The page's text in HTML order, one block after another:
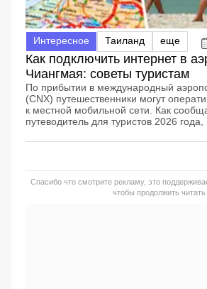
Интересное Таиланд еще
Как подключить интернет в
Чиангмая: советы туристам
По прибытии в международный
(CNX) путешественники могут
к местной мобильной сети. Как
путеводитель для туристов 2026 года,
Спасибо что смотрите рекламу, это
чтобы продолжить читать